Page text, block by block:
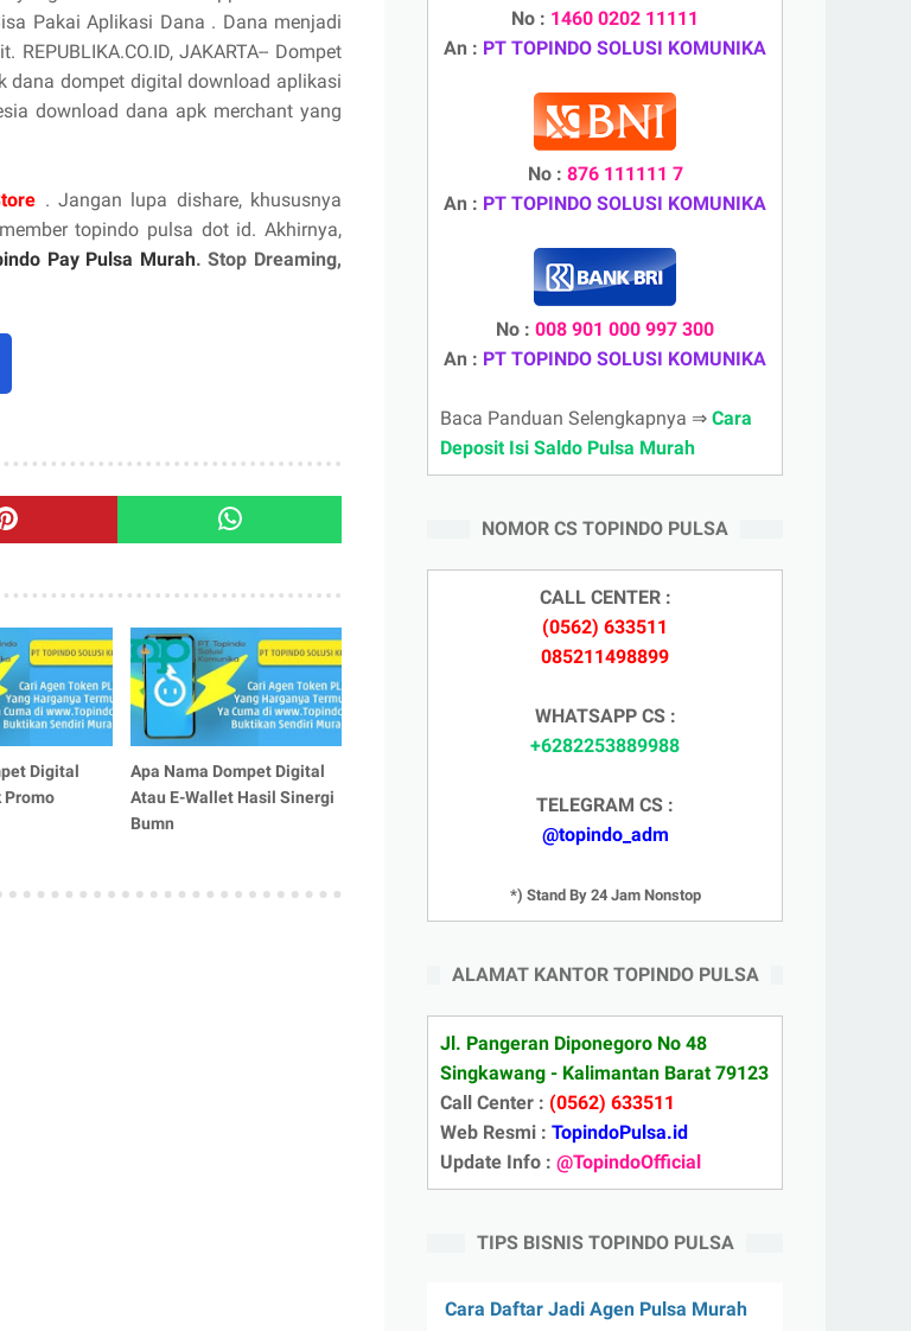
Pakai Aplikasi Dana . Dana menjadi
JAKARTA-- Dompet
dana dompet digital download aplikasi
download dana apk merchant yang
. Jangan lupa dishare, khususnya
topindo pulsa dot id. Akhirnya,
Pay Pulsa Murah. Stop Dreaming,
Digital
Promo
Apa Nama Dompet Digital
Atau E-Wallet Hasil Sinergi
Bumn
No : 1460 0202 11111
An : PT TOPINDO SOLUSI KOMUNIKA
No : 876 111111 7
An : PT TOPINDO SOLUSI KOMUNIKA
No : 008 901 000 997 300
An : PT TOPINDO SOLUSI KOMUNIKA
Baca Panduan Selengkapnya ⇒ Cara
Deposit Isi Saldo Pulsa Murah
NOMOR CS TOPINDO PULSA
CALL CENTER :
(0562) 633511
085211498899
WHATSAPP CS :
+6282253889988
TELEGRAM CS :
@topindo_adm
*) Stand By 24 Jam Nonstop
ALAMAT KANTOR TOPINDO PULSA
Jl. Pangeran Diponegoro No 48
Singkawang - Kalimantan Barat 79123
Call Center : (0562) 633511
Web Resmi : TopindoPulsa.id
Update Info : @TopindoOfficial
TIPS BISNIS TOPINDO PULSA
Cara Daftar Jadi Agen Pulsa Murah